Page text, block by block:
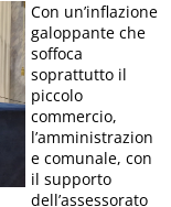
Con un’inflazione
galoppante che
soffoca
soprattutto il
piccolo
commercio,
l’amministrazion
e comunale, con
il supporto
dell’assessorato